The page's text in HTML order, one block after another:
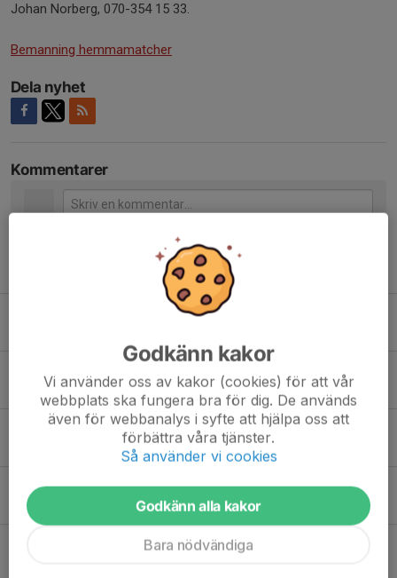
Johan Norberg, 070-354 15 33.
Bemanning hemmamatcher
Dela nyhet
Kommentarer
22 apr 2025 0
Föräldramöte 10/3 kl 17.30
6 mar 2025 0
Spelaravgift 2024
0
Godkänn kakor
Vi använder oss av kakor (cookies) för att vår
webbplats ska fungera bra för dig. De används
även för webbanalys i syfte att hjälpa oss att
förbättra våra tjänster.
Så använder vi cookies
Godkänn alla kakor
Bara nödvändiga